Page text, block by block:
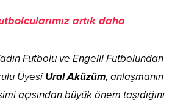
artık daha
Futbolu ve Engelli Futbolundan
Üyesi Ural Aküzüm, anlaşmanın
açısından büyük önem taşıdığını